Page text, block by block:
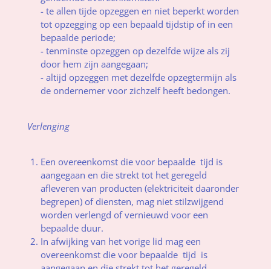
- te allen tijde opzeggen en niet beperkt worden
tot opzegging op een bepaald tijdstip of in een
bepaalde periode;
- tenminste opzeggen op dezelfde wijze als zij
door hem zijn aangegaan;
- altijd opzeggen met dezelfde opzegtermijn als
de ondernemer voor zichzelf heeft bedongen.
Verlenging
Een overeenkomst die voor bepaalde tijd is
aangegaan en die strekt tot het geregeld
afleveren van producten (elektriciteit daaronder
begrepen) of diensten, mag niet stilzwijgend
worden verlengd of vernieuwd voor een
bepaalde duur.
In afwijking van het vorige lid mag een
overeenkomst die voor bepaalde tijd is